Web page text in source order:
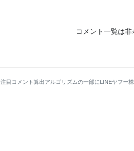
コメント一覧は非
注目コメント算出アルゴリズムの一部にLINEヤフー